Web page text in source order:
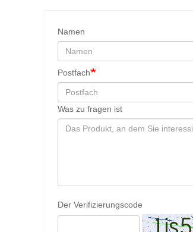
Namen
Postfach
Was zu fragen ist
Der Verifizierungscode